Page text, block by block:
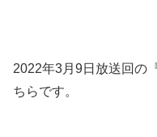
2022年3月9日放送回の
ちらです。